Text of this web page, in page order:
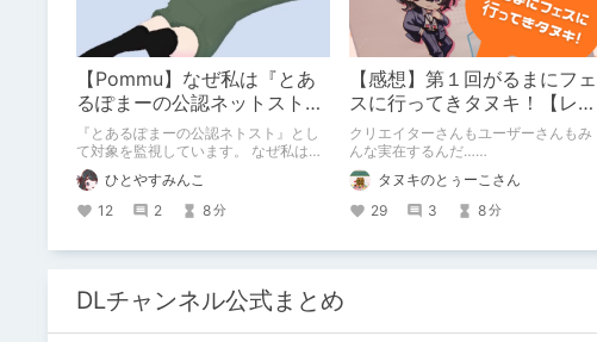
【Pommu】なぜ私は『とあ
るぽまーの公認ネットストー
カー』になったのか【出会い
編】
『とあるぽまーの公認ネトスト』とし
て対象を監視しています。 なぜ私はこ
のような行動をとるに至ったのか。こ
れまでのあゆみを振り返ります。
ひとやすみんこ
12
2 8分
【感想】第１回がるまにフェ
スに行ってきタヌキ！【レ
ポ】
クリエイターさんもユーザーさんもみ
んな実在するんだ……
タヌキのとぅーこさん
29
3 8分
DLチャンネル公式まとめ